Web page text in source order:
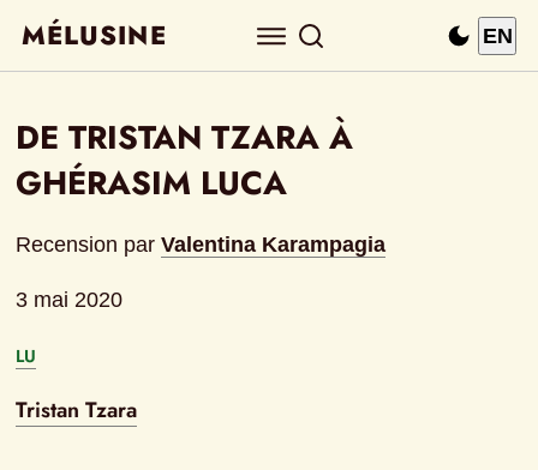
MÉLUSINE EN
DE TRISTAN TZARA À
GHÉRASIM LUCA
Recension par Valentina Karampagia
3 mai 2020
LU
Tristan Tzara